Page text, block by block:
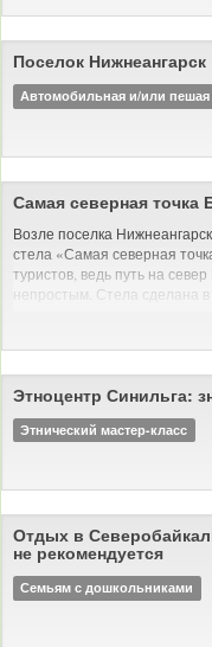
Поселок Нижнеангарск
Автомобильная и/или пешая
Самая северная точка
Возле поселка
стела «Самая северная
туристов, ведь путь на
непростым. Стела сделана
сторонами света,
Этноцентр Синильга:
Этнический мастер-класс
Отдых в
не рекомендуется
Семьям с дошкольниками